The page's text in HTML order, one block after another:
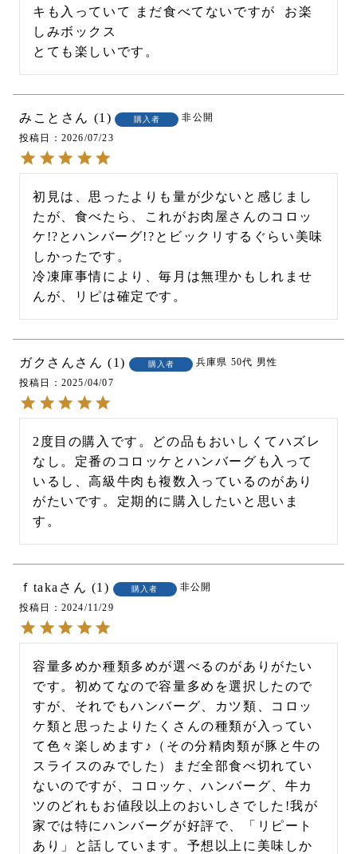
キも入っていて まだ食べてないですが  お楽
しみボックス
みこと 1 購入者
非公開
投稿日
2026/07/23
初見は、思ったよりも量が少ないと感じまし
たが、食べたら、これがお肉屋さんのコロッ
ケ!?とハンバーグ!?とビックリするぐらい美味
しかったです。
冷凍庫事情により、毎月は無理かもしれませ
ガクさん 1 購入者 兵庫県 50代 男性
投稿日
2025/04/07
2度目の購入です。どの品もおいしくてハズレ
なし。定番のコロッケとハンバーグも入って
いるし、高級牛肉も複数入っているのがあり
がたいです。定期的に購入したいと思いま
す。
ｆtaka 1 購入者
非公開
投稿日
2024/11/29
容量多めか種類多めが選べるのがありがたい
です。初めてなので容量多めを選択したので
すが、それでもハンバーグ、カツ類、コロッ
ケ類と思ったよりたくさんの種類が入ってい
て色々楽しめます♪（その分精肉類が豚と牛の
スライスのみでした）まだ全部食べ切れてい
ないのですが、コロッケ、ハンバーグ、牛カ
ツのどれもお値段以上のおいしさでした!我が
家では特にハンバーグが好評で、「リピート
あり」と話しています。予想以上に美味しか